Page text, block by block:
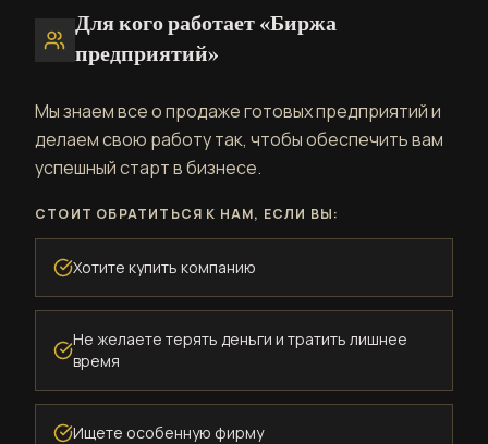
Для кого работает «Биржа
предприятий»
Мы знаем все о продаже готовых предприятий и
делаем свою работу так, чтобы обеспечить вам
успешный старт в бизнесе.
СТОИТ ОБРАТИТЬСЯ К НАМ, ЕСЛИ ВЫ:
Хотите купить компанию
Не желаете терять деньги и тратить лишнее
время
Ищете особенную фирму